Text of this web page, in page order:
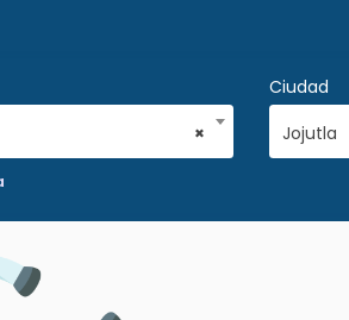
×
Ciudad
Jojutla